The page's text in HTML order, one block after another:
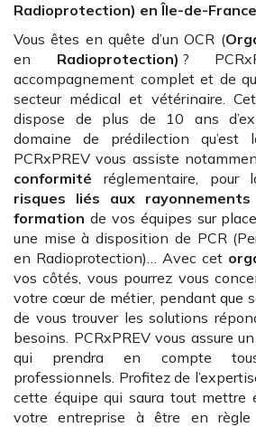
Radioprotection) en Île-de-France
Vous êtes en quête d’un OCR (
en Radioprotection) ?
accompagnement complet et de
secteur médical et vétérinaire. Cet
dispose de plus de 10 ans
domaine de prédilection qu’est
PCRxPREV vous assiste
conformité réglementaire, pour
risques liés aux
formation de vos équipes sur
une mise à disposition de PCR
en Radioprotection)… Avec cet
vos côtés, vous pourrez vous
votre cœur de métier, pendant que
de vous trouver les solutions
besoins. PCRxPREV vous assure
qui prendra en compte
professionnels. Profitez de
cette équipe qui saura tout mettre
votre entreprise à être en